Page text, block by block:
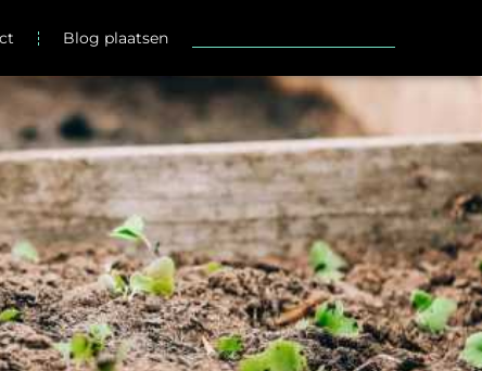
Blog plaatsen